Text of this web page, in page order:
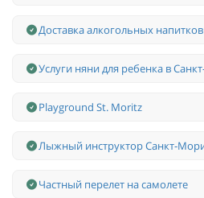
Доставка алкогольных
Услуги няни для ребенка в
Playground St. Moritz
Лыжный инструктор Санкт-
Частный перелет на самолете